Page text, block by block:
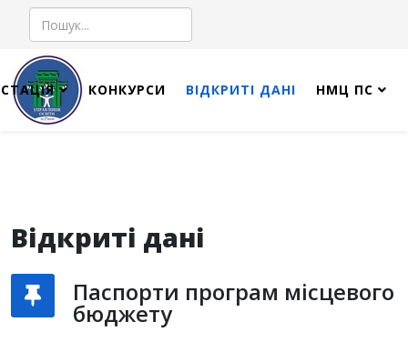
Пошук
КОНКУРСИ ВІДКРИТІ ДАНІ НМЦ ПС
Відкриті дані
Паспорти програм місцевого
бюджету